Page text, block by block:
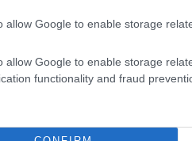
allow Google to enable storage
allow Google to enable storage
functionality and fraud
σε ευρύ φάσμα
είναι στο επίπεδο
την πρωτοποριακή
έως 44 ώρες και η
και άνετη